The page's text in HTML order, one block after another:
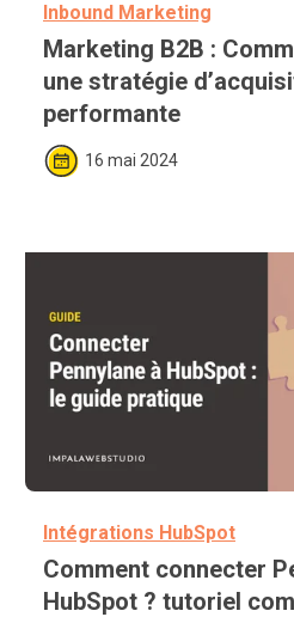
Inbound Marketing
Marketing B2B :
une stratégie
performante
16 mai 2024
Intégrations HubSpot
Comment connecter
HubSpot ? tutoriel